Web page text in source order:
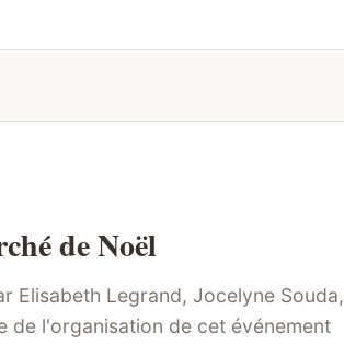
de Noël
Elisabeth Legrand, Jocelyne Souda,
de l'organisation de cet événement